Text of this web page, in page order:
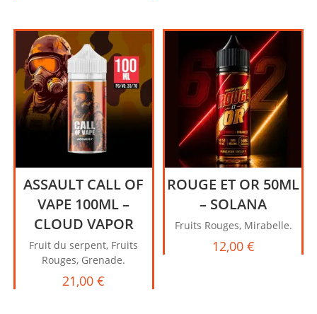
ASSAULT CALL OF
VAPE 100ML –
CLOUD VAPOR
Fruit du serpent, Fruits
Rouges, Grenade.
21,00€
ROUGE ET OR 50ML
– SOLANA
Fruits Rouges, Mirabelle.
12,00 €